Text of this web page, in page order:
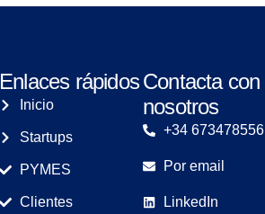
Enlaces rápidos
Inicio
Startups
PYMES
Clientes
Contacta con
nosotros
+34 673478556
Por email
LinkedIn